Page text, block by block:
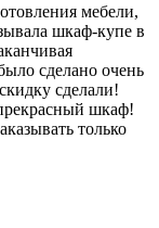
мебели,
шкаф-купе в
сделано очень
сделали!
шкаф!
только